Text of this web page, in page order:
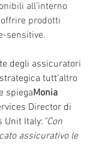
all’interno
prodotti
sensitive.
degli assicuratori
tutt’altro
spiegaMonia
Director di
Unit Italy: “Con
assicurativo le